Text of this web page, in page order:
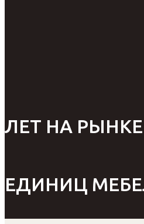
ЛЕТ НА РЫНКЕ
ЕДИНИЦ